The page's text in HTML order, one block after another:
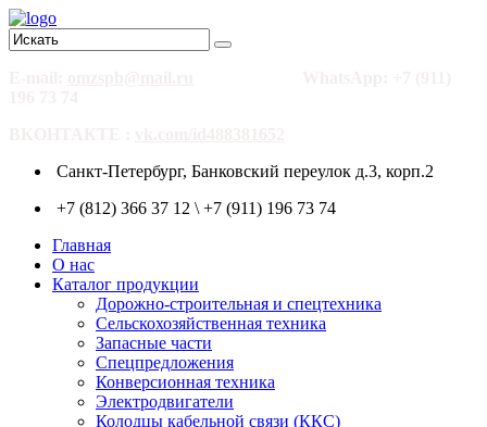
Санкт-Петербург, Банковский переулок д.3, корп.2
+7 (812) 366 37 12 \ +7 (911) 196 73 74
Главная
О нас
Каталог продукции
Дорожно-строительная и спецтехника
Сельскохозяйственная техника
Запасные части
Спецпредложения
Конверсионная техника
Электродвигатели
Колодцы кабельной связи (ККС)